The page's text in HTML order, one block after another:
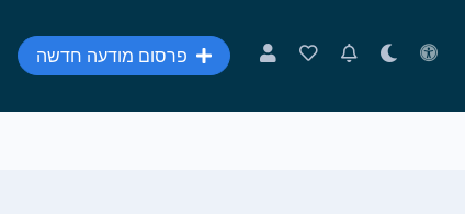
פרסום מודעה חדשה